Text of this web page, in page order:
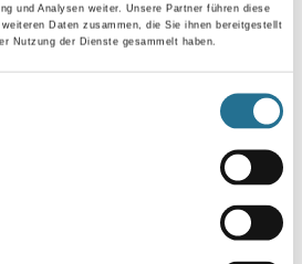
und Analysen weiter. Unsere Partner führen diese
Daten zusammen, die Sie ihnen bereitgestellt
Nutzung der Dienste gesammelt haben.